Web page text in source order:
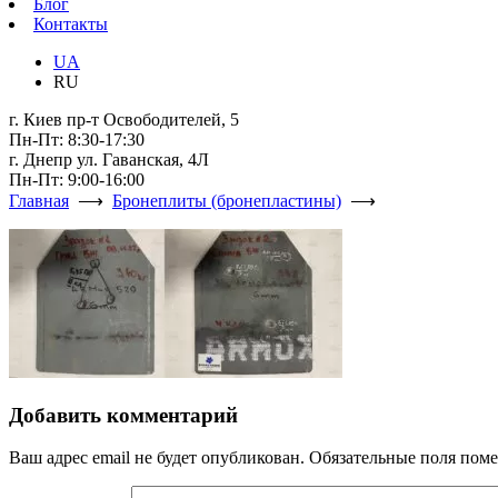
Блог
Контакты
UA
RU
г. Киев пр-т Освободителей, 5
Пн-Пт: 8:30-17:30
г. Днепр ул. Гаванская, 4Л
Пн-Пт: 9:00-16:00
Главная ⟶ Бронеплиты (бронепластины) ⟶
Добавить комментарий
Ваш адрес email не будет опубликован. Обязательные поля